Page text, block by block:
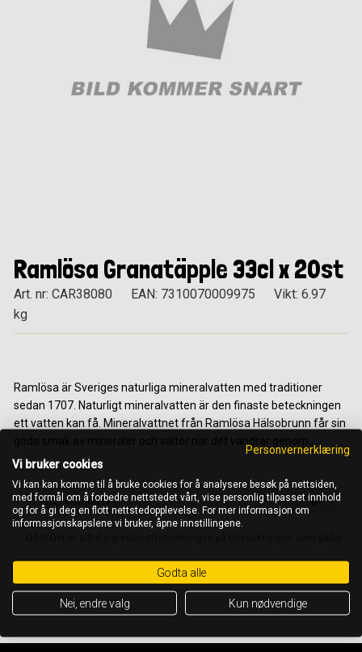
Ramlösa Granatäpple 33cl x 20st
Art. nr: CAR38080 EAN: 7310070009975
Vikt: 6.97
kg
Ramlösa är Sveriges naturliga mineralvatten med traditioner
sedan 1707. Naturligt mineralvatten är den finaste beteckningen
ett vatten kan få. Mineralvattnet från Ramlösa Hälsobrunn får sin
Ingredienser
Personvernerklæring
Vi bruker cookies
Vi kan kan komme til å bruke cookies for å analysere besøk på nettsiden,
med formål om å forbedre nettstedet vårt, vise personlig tilpasset innhold
og for å gi deg en flott nettstedopplevelse. For mer informasjon om
informasjonskapslene vi bruker, åpne innstillingene.
Godta alle
Nei, endre valg Kun nødvendige